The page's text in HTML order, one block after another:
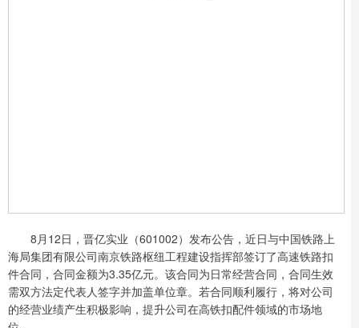
8月12日，晋亿实业（601002）发布公告，近日与中国铁路上
海局集团有限公司南京铁路枢纽工程建设指挥部签订了高速铁路扣
件合同，合同金额为3.35亿元。该合同为日常经营合同，合同生效
需双方法定代表人签字并加盖单位章。若合同顺利履行，将对公司
的经营业绩产生积极影响，提升公司在高铁扣配件领域的市场地